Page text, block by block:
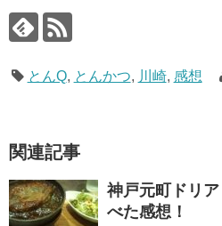
とんQ, とんかつ, 川崎, 感想
関連記事
神戸元町ドリ
べた感想！